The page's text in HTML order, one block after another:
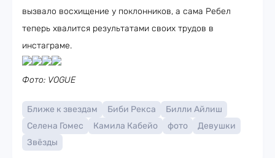
вызвало восхищение у поклонников, а сама Ребел
теперь хвалится результатами своих трудов в
инстаграме.
Фото: VOGUE
Ближе к звездам Биби Рекса
Билли Айлиш
Селена Гомес
Камила Кабейо фото
Девушки
Звёзды